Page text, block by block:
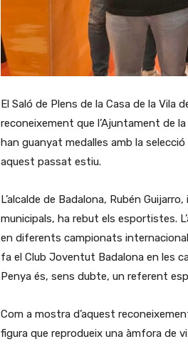
El Saló de Plens de la Casa de la Vila
reconeixement que l’Ajuntament de
han guanyat medalles amb la
aquest passat estiu.
L’alcalde de Badalona, Rubén
municipals, ha rebut els esportistes.
en diferents campionats
fa el Club Joventut Badalona en les
Penya és, sens dubte, un referent
Com a mostra d’aquest
figura que reprodueix una àmfora de